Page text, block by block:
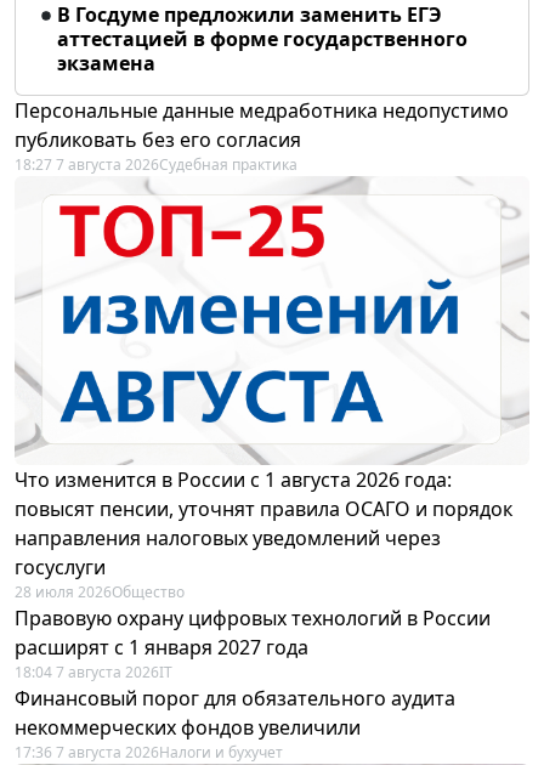
В Госдуме предложили заменить ЕГЭ
аттестацией в форме государственного
экзамена
Персональные данные медработника недопустимо
публиковать без его согласия
18:27 7 августа 2026Судебная практика
Что изменится в России с 1 августа 2026 года:
повысят пенсии, уточнят правила ОСАГО и порядок
направления налоговых уведомлений через
госуслуги
28 июля 2026Общество
Правовую охрану цифровых технологий в России
расширят с 1 января 2027 года
18:04 7 августа 2026IT
Финансовый порог для обязательного аудита
некоммерческих фондов увеличили
17:36 7 августа 2026Налоги и бухучет